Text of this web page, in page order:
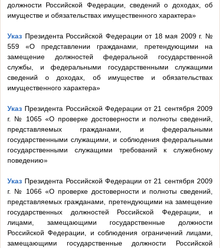
должности Российской Федерации, сведений о доходах, об
имуществе и обязательствах имущественного характера»
Указ Президента Российской Федерации от 18 мая 2009 г. №
559 «О представлении гражданами, претендующими на
замещение должностей федеральной государственной
службы, и федеральными государственными служащими
сведений о доходах, об имуществе и обязательствах
имущественного характера»
Указ Президента Российской Федерации от 21 сентября 2009
г. № 1065 «О проверке достоверности и полноты сведений,
представляемых гражданами, и федеральными
государственными служащими, и соблюдения федеральными
государственными служащими требований к служебному
поведению»
Указ Президента Российской Федерации от 21 сентября 2009
г. № 1066 «О проверке достоверности и полноты сведений,
представляемых гражданами, претендующими на замещение
государственных должностей Российской Федерации, и
лицами, замещающими государственные должности
Российской Федерации, и соблюдения ограничений лицами,
замещающими государственные должности Российской